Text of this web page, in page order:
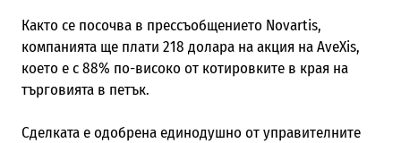
Както се посочва в прессъобщението Novartis,
компанията ще плати 218 долара на акция на AveXis,
което е с 88% по-високо от котировките в края на
търговията в петък.
Сделката е одобрена единодушно от управителните